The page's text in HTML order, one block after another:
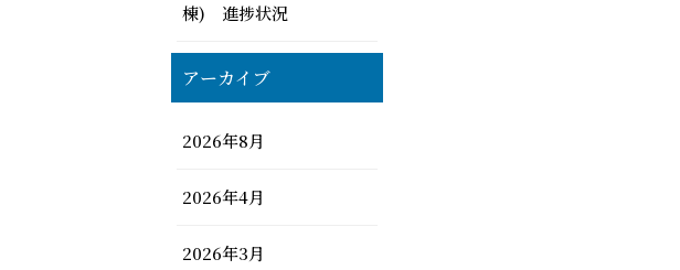
棟) 進捗状況
アーカイブ
2026年8月
2026年4月
2026年3月